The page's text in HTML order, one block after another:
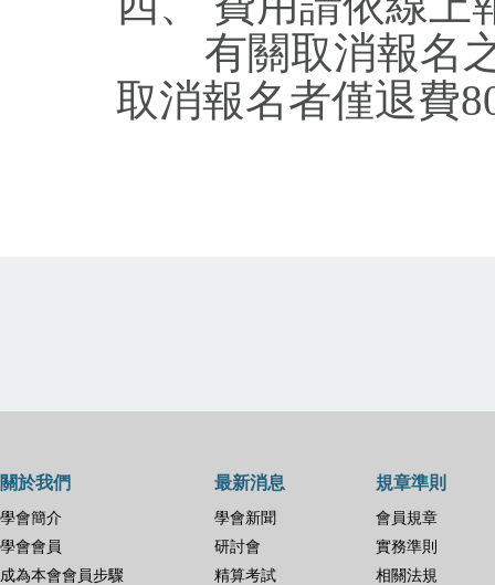
有關取消報名之
取消報名者僅退費
關於我們
學會簡介
學會會員
成為本會會員步驟
最新消息
學會新聞
研討會
精算考試
規章準則
會員規章
實務準則
相關法規